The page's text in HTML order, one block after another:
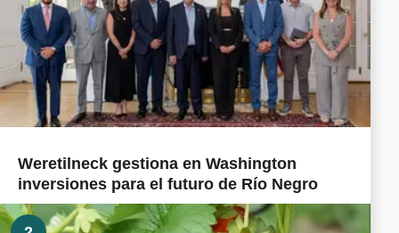
Weretilneck gestiona en Washington
inversiones para el futuro de Río Negro